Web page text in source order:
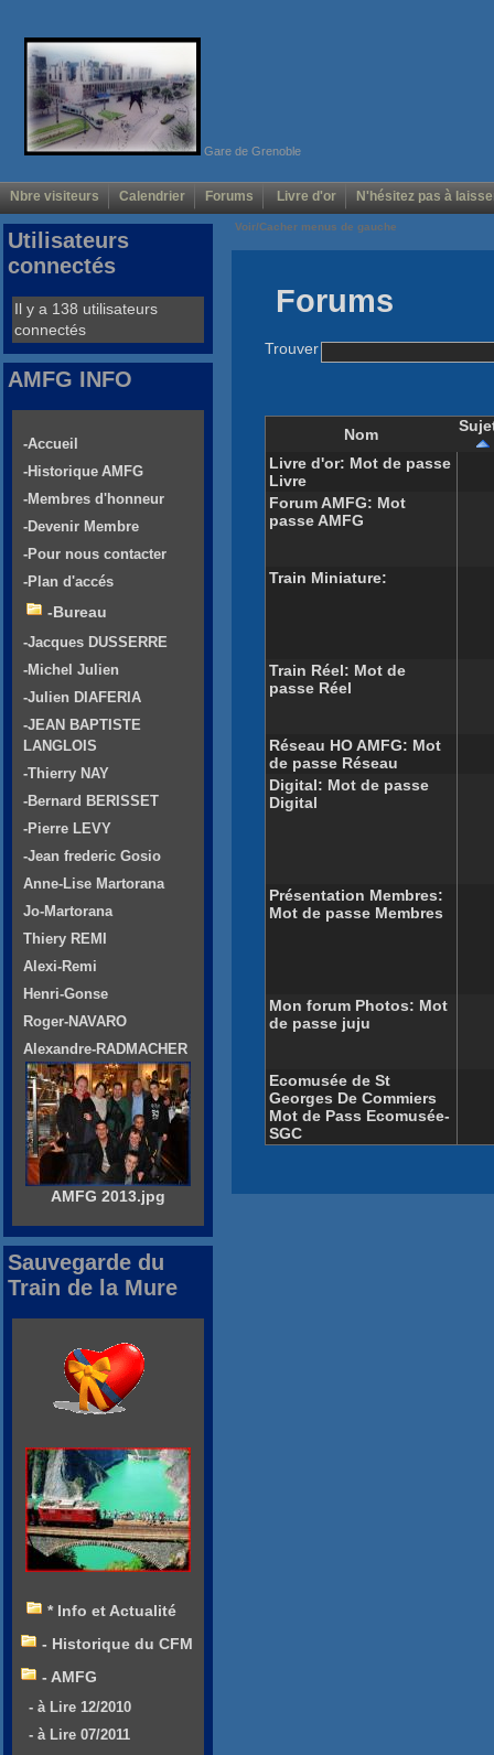
Gare de Grenoble
Nbre visiteurs Calendrier Forums Livre d'or N'hésitez pas à
Voir/Cacher menus de gauche
Forums
Trouver
Nom
Livre d'or: Mot de passe
Livre
Forum AMFG: Mot
passe AMFG
Train Miniature:
Train Réel: Mot de
passe Réel
Réseau HO AMFG: Mot
de passe Réseau
Digital: Mot de passe
Digital
Présentation Membres:
Mot de passe Membres
Mon forum Photos: Mot
de passe juju
Ecomusée de St
Georges De Commiers
Mot de Pass Ecomusée-
SGC
Utilisateurs
connectés
Il y a 138 utilisateurs
connectés
AMFG INFO
-Accueil
-Historique AMFG
-Membres d'honneur
-Devenir Membre
-Pour nous contacter
-Plan d'accés
-Bureau
-Jacques DUSSERRE
-Michel Julien
-Julien DIAFERIA
-JEAN BAPTISTE
LANGLOIS
-Thierry NAY
-Bernard BERISSET
-Pierre LEVY
-Jean frederic Gosio
Anne-Lise Martorana
Jo-Martorana
Thiery REMI
Alexi-Remi
Henri-Gonse
Roger-NAVARO
Alexandre-RADMACHER
AMFG 2013.jpg
Sauvegarde du
Train de la Mure
* Info et Actualité
- Historique du CFM
- AMFG
- à Lire 12/2010
- à Lire 07/2011